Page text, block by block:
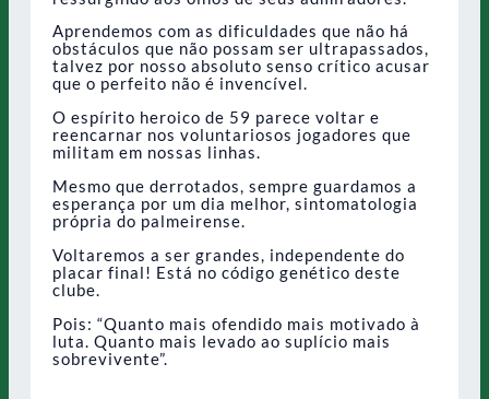
Aprendemos com as dificuldades que não há
obstáculos que não possam ser ultrapassados,
talvez por nosso absoluto senso crítico acusar
que o perfeito não é invencível.
O espírito heroico de 59 parece voltar e
reencarnar nos voluntariosos jogadores que
militam em nossas linhas.
Mesmo que derrotados, sempre guardamos a
esperança por um dia melhor, sintomatologia
própria do palmeirense.
Voltaremos a ser grandes, independente do
placar final! Está no código genético deste
clube.
Pois: “Quanto mais ofendido mais motivado à
luta. Quanto mais levado ao suplício mais
sobrevivente”.